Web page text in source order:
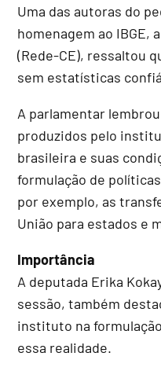
Uma das autoras do
homenagem ao IBGE,
(Rede-CE), ressaltou
sem estatísticas
A parlamentar
produzidos pelo
brasileira e suas
formulação de
por exemplo, as
União para estados e
Importância
A deputada Erika
sessão, também
instituto na
essa realidade.